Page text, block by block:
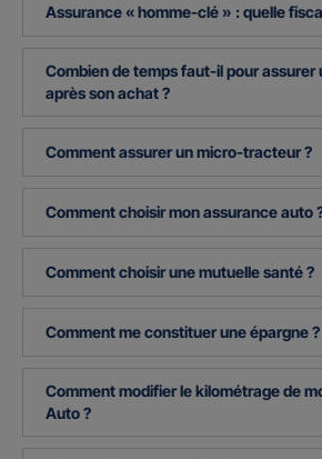
Assurance « homme-clé » : quelle
Combien de temps faut-il pour assurer
après son achat ?
Comment assurer un micro-tracteur ?
Comment choisir mon assurance auto
Comment choisir une mutuelle santé ?
Comment me constituer une épargne ?
Comment modifier le kilométrage de
Auto ?